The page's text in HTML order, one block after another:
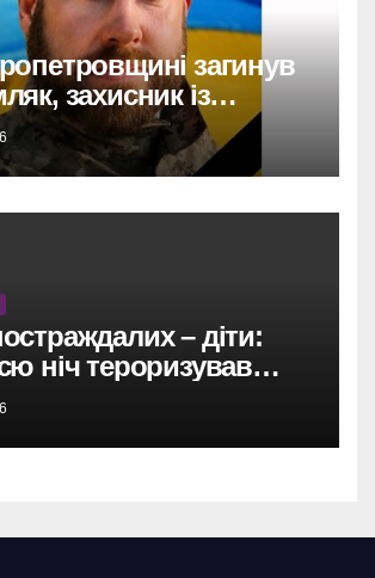
загинув
захисник із
Олександр
– діти:
ніч тероризував
артилерією та